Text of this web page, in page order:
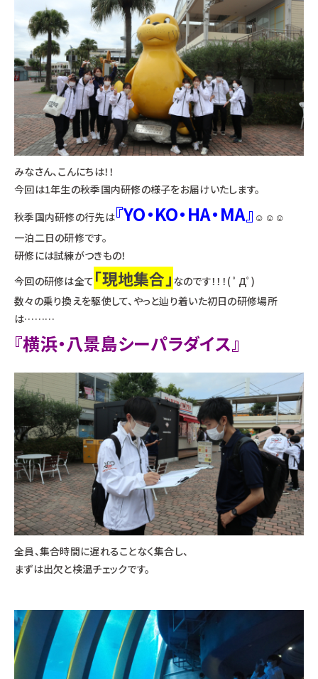
みなさん、こんにちは！！
今回は1年生の秋季国内研修の様子をお届けいたします。
秋季国内研修の行先は『YO・KO・HA・MA』 ☺☺☺
一泊二日の研修です。
研修には試練がつきもの！
今回の研修は全て 「現地集合」 なのです！！！( ﾟДﾟ)
数々の乗り換えを駆使して、やっと辿り着いた初日の研修場所
は………
『横浜・八景島シーパラダイス』
全員、集合時間に遅れることなく集合し、
まずは出欠と検温チェックです。